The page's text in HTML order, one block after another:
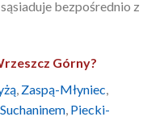
bezpośrednio z
Górny?
, Zaspą-Młyniec,
Suchaninem, Piecki-